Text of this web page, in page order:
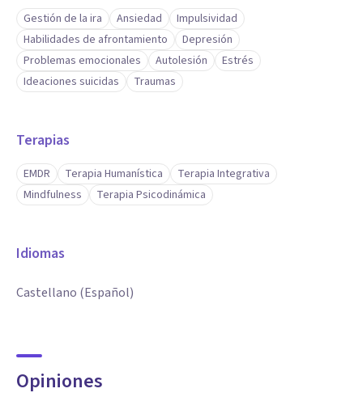
Gestión de la ira Ansiedad
Impulsividad
Habilidades de afrontamiento
Depresión
Problemas emocionales
Autolesión
Estrés
Ideaciones suicidas
Traumas
Terapias
EMDR Terapia Humanística
Terapia Integrativa
Mindfulness
Terapia Psicodinámica
Idiomas
Castellano (Español)
Opiniones